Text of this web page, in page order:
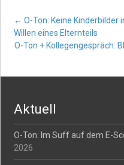
Post
← O-Ton: Keine Kinderbilder
Willen eines Elternteils
O-Ton + Kollegengespräch:
Aktuell
O-Ton: Im Suff auf dem E-
2026